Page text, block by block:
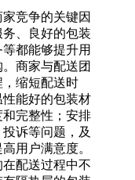
家竞争的关键因
、良好的包装
都能够提升用
商家与配送团
缩短配送时
能好的包装材
完整性；安排
诉等问题，及
用户满意度。
配送过程中不